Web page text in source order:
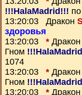
!!!HalaMadrid!!!
13:20:03 Дракон
здоровья
13:20:03 * Дракон
Гном
1074
13:20:03 * Дракон
Гном
13:20:03 * Дракон